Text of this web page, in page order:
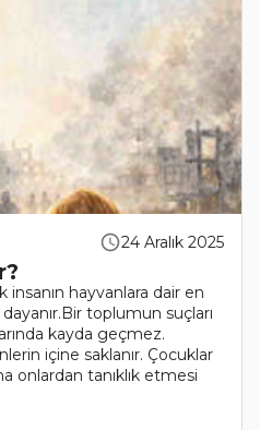
24 Aralık 2025
hayvanlara dair en
toplumun suçları
kayda geçmez.
içine saklanır. Çocuklar
onlardan tanıklık etmesi